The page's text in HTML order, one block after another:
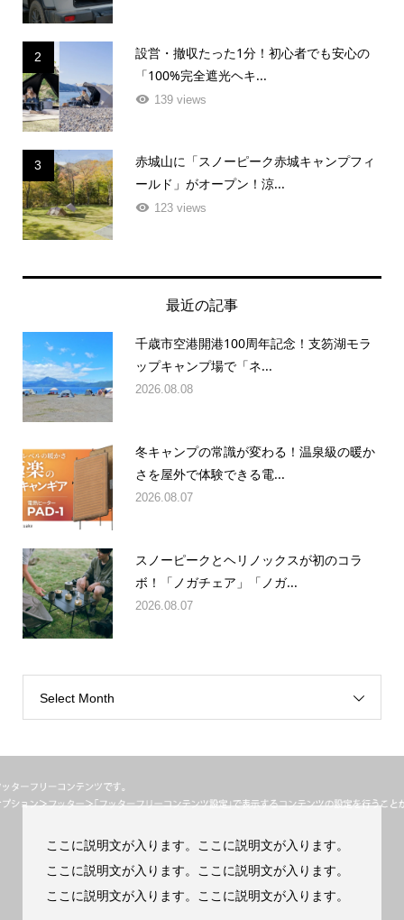
2
設営・撤収たった1分！初心者でも安心の
「100%完全遮光ヘキ...
139 views
3
赤城山に「スノーピーク赤城キャンプフィ
ールド」がオープン！涼...
123 views
最近の記事
千歳市空港開港100周年記念！支笏湖モラ
ップキャンプ場で「ネ...
2026.08.08
冬キャンプの常識が変わる！温泉級の暖か
さを屋外で体験できる電...
2026.08.07
スノーピークとヘリノックスが初のコラ
ボ！「ノガチェア」「ノガ...
2026.08.07
Select Month
ここに説明文が入ります。ここに説明文が入ります。
ここに説明文が入ります。ここに説明文が入ります。
ここに説明文が入ります。ここに説明文が入ります。